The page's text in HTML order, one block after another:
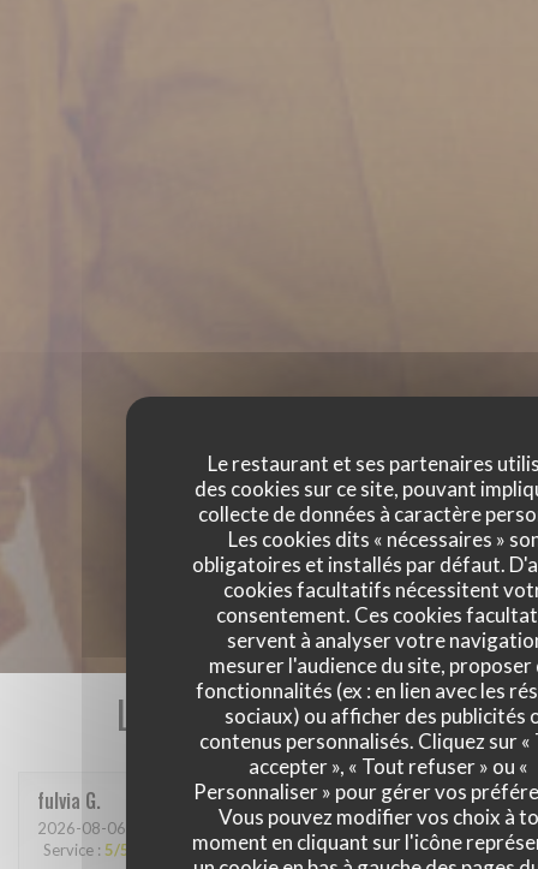
Le restaurant et ses partenaires
des cookies sur ce site, pouvant
collecte de données à caractère
Les cookies dits « nécessaires »
obligatoires et installés par défaut.
cookies facultatifs nécessitent
consentement. Ces cookies
servent à analyser votre
mesurer l'audience du site, proposer
fonctionnalités (ex : en lien avec les
sociaux) ou afficher des publicités
contenus personnalisés. Cliquez sur «
accepter », « Tout refuser » ou «
Personnaliser » pour gérer vos
Vous pouvez modifier vos choix à
moment en cliquant sur l'icône
Les avis de nos clients
fulvia G
2026-08-06 - 18:30 - Couverts 2
Service : 5/5 Ambiance:5/5 Cuisine :5/5 Qualité / Prix:4/5